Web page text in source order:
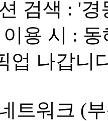
검색 : '
용 시 :
업 나갑니
트워크 (